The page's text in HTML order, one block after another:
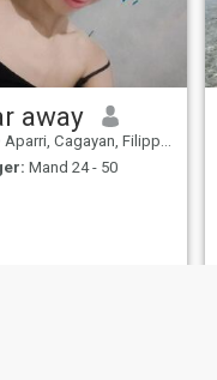
away
Aparri, Cagayan, Filippinerne
Mand 24 - 50